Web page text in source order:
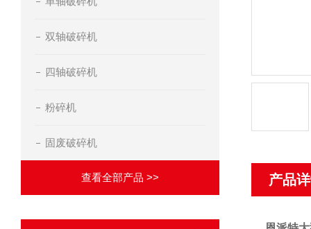
双轴破碎机
四轴破碎机
粉碎机
固废破碎机
查看全部产品 >> 产品